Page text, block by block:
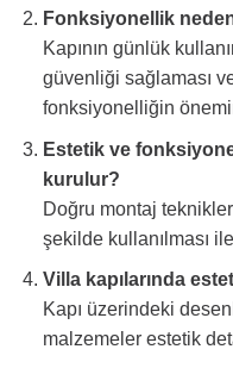
Fonksiyonellik
Kapının günlük
güvenliği sağlaması
fonksiyonelliğin
Estetik ve
kurulur?
Doğru montaj
şekilde kullanılması
Villa kapılarında
Kapı üzerindeki
malzemeler estetik